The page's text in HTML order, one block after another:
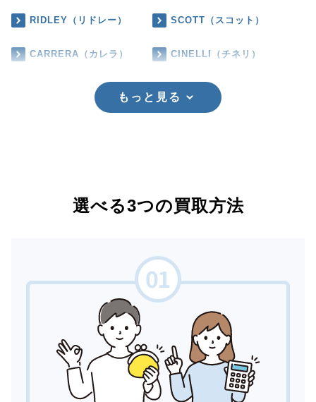
RIDLEY（リドレー） SCOTT（スコット）
CARRERA（カレラ） CINELLI（チネリ）
もっと見る
選べる3つの買取方法